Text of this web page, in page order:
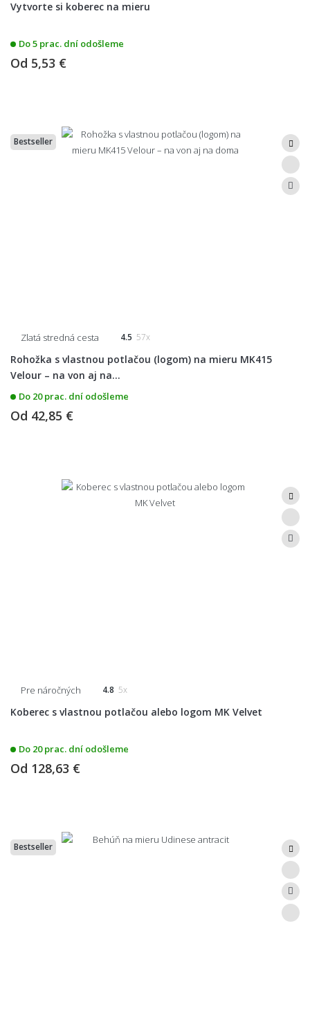
Vytvorte si koberec na mieru
Do 5 prac. dní odošleme
Od 5,53 €
Bestseller
Zlatá stredná cesta 4.5 57x
Rohožka s vlastnou potlačou (logom) na mieru MK415
Velour – na von aj na...
Do 20 prac. dní odošleme
Od 42,85 €
Pre náročných 4.8 5x
Koberec s vlastnou potlačou alebo logom MK Velvet
Do 20 prac. dní odošleme
Od 128,63 €
Bestseller